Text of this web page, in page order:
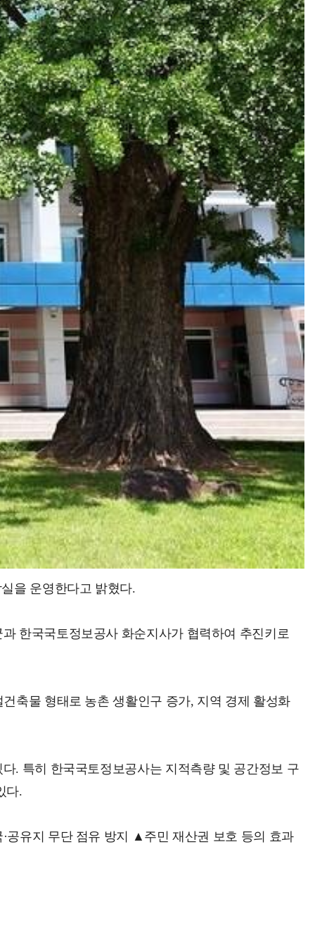
을 운영한다고 밝혔다.
한국국토정보공사 화순지사가 협력하여 추진키로
축물 형태로 농촌 생활인구 증가, 지역 경제 활성화
. 특히 한국국토정보공사는 지적측량 및 공간정보 구
다.
유지 무단 점유 방지 ▲주민 재산권 보호 등의 효과